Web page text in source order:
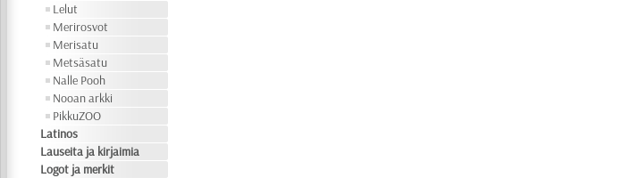
Lelut
Merirosvot
Merisatu
Metsäsatu
Nalle Pooh
Nooan arkki
PikkuZOO
Latinos
Lauseita ja kirjaimia
Logot ja merkit